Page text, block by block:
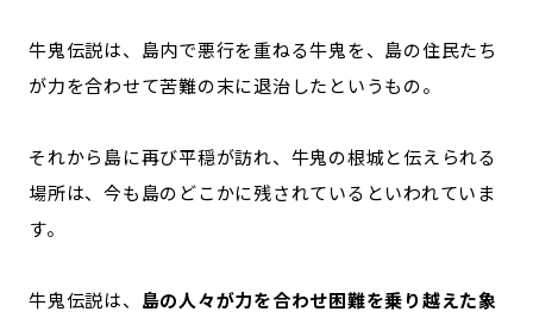
牛鬼伝説は、島内で悪行を重ねる牛鬼を、島の住民たち
が力を合わせて苦難の末に退治したというもの。
それから島に再び平穏が訪れ、牛鬼の根城と伝えられる
場所は、今も島のどこかに残されているといわれていま
す。
牛鬼伝説は、 島の人々が力を合わせ困難を乗り越えた象